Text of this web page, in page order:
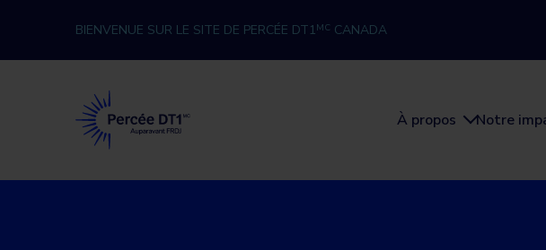
BIENVENUE SUR LE SITE DE PERCÉE DT1MC CANADA
À propos
Notre